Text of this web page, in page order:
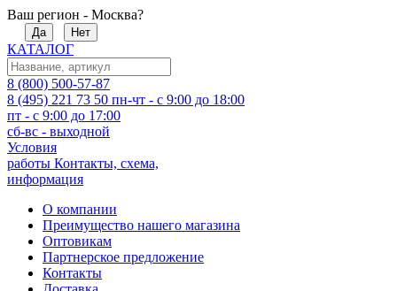
Ваш регион - Москва?
Да Нет
КАТАЛОГ
8 (800) 500-57-87
8 (495) 221 73 50 пн-чт - с 9:00 до 18:00
пт - с 9:00 до 17:00
сб-вс - выходной
Условия
работы Контакты, схема,
информация
О компании
Преимущество нашего магазина
Оптовикам
Партнерское предложение
Контакты